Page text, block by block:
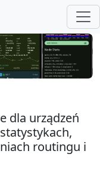
dla urządzeń
routingu i